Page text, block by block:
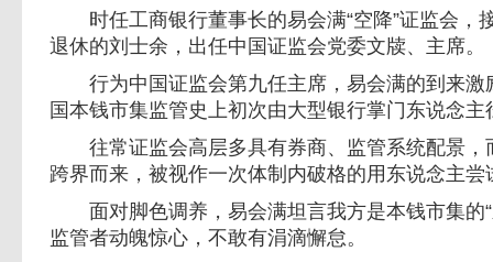
时任工商银行董事长的易会满“空降”证监会，
退休的刘士余，出任中国证监会党委文牍、主席。
行为中国证监会第九任主席，易会满的到来激
国本钱市集监管史上初次由大型银行掌门东说念主
往常证监会高层多具有券商、监管系统配景，
跨界而来，被视作一次体制内破格的用东说念主尝
面对脚色调养，易会满坦言我方是本钱市集的“
监管者动魄惊心，不敢有涓滴懈怠。